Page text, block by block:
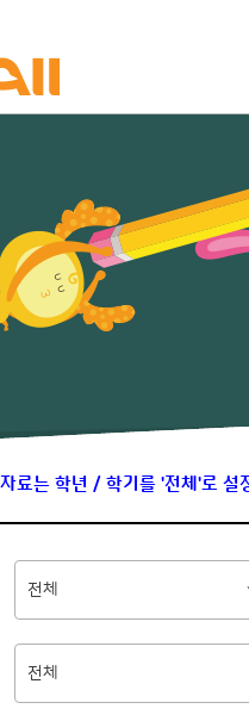
료는 학년 / 학기를 '전체'로 설
전체
전체